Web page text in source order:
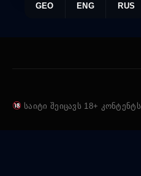
GEO ENG RUS
საიტი შეიცავს 18+ კონტენტს